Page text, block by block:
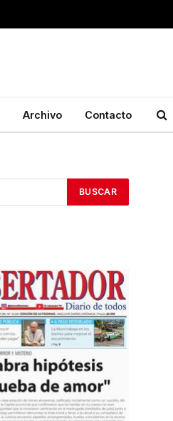
Archivo Contacto